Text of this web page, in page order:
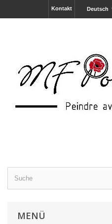
Deutsch
Kontakt
MENÜ